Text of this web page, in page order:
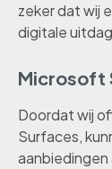
zeker dat wij
digitale
Microsoft
Doordat wij
Surfaces,
aanbiedingen